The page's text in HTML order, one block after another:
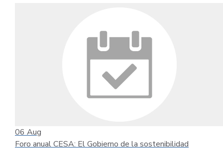
06 Aug
Foro anual CESA: El Gobierno de la sostenibilidad